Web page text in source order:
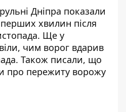
Дніпра показали
перших хвилин після
Ще у
чим ворог вдарив
. Також писали, що
про пережиту ворожу